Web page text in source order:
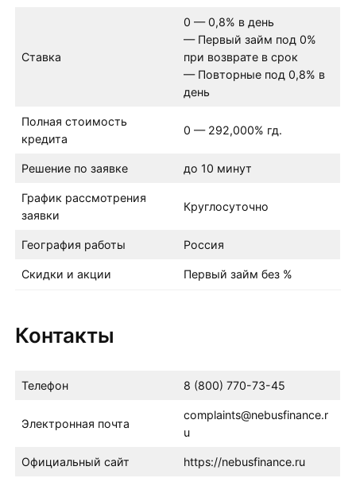
Ставка
0 — 0,8% в день
— Первый займ под 0%
при возврате в срок
— Повторные под 0,8% в
день
Полная стоимость
кредита
0 — 292,000% гд.
Решение по заявке до 10 минут
График рассмотрения
заявки
Круглосуточно
География работы Россия
Скидки и акции Первый займ без %
Контакты
Телефон 8 (800) 770-73-45
Электронная почта
complaints@nebusfinance.r
u
Официальный сайт https://nebusfinance.ru